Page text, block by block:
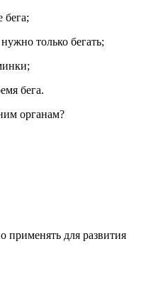
бега;
только бегать;
бега.
органам?
для развития